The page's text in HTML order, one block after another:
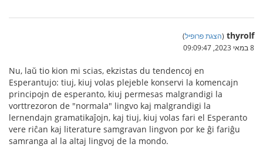
thyrolf
(הצגת פרופיל)
8 במאי 2023, 09:09:47
Nu, laŭ tio kion mi scias, ekzistas du tendencoj en
Esperantujo: tiuj, kiuj volas plejeble konservi la komencajn
principojn de esperanto, kiuj permesas malgrandigi la
vorttrezoron de "normala" lingvo kaj malgrandigi la
lernendajn gramatikaĵojn, kaj tiuj, kiuj volas fari el Esperanto
vere riĉan kaj literature samgravan lingvon por ke ĝi fariĝu
samranga al la altaj lingvoj de la mondo.